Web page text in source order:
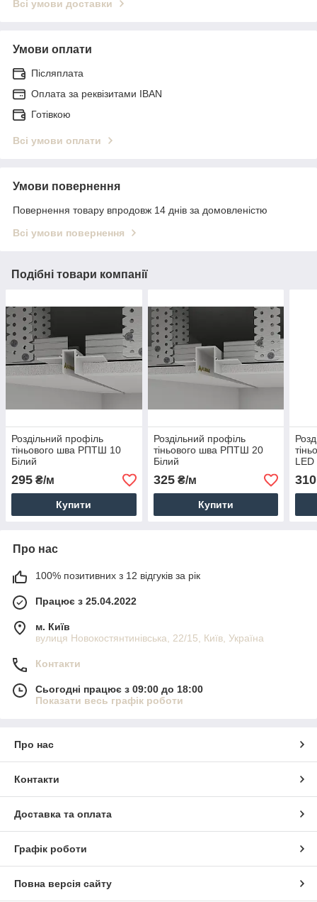
Всі умови доставки
Умови оплати
Післяплата
Оплата за реквізитами IBAN
Готівкою
Всі умови оплати
Умови повернення
Повернення товару впродовж 14 днів за домовленістю
Всі умови повернення
Подібні товари компанії
Роздільний профіль
тіньового шва РПТШ 10
Білий
295 ₴/м
Купити
Роздільний профіль
тіньового шва РПТШ 20
Білий
325₴/м
Купити
310
Про нас
100% позитивних з 12 відгуків за рік
Працює з 25.04.2022
м. Київ
вулиця Новокостянтинівська, 22/15, Київ, Україна
Контакти
Сьогодні працює з 09:00 до 18:00
Показати весь графік роботи
Про нас
Контакти
Доставка та оплата
Графік роботи
Повна версія сайту